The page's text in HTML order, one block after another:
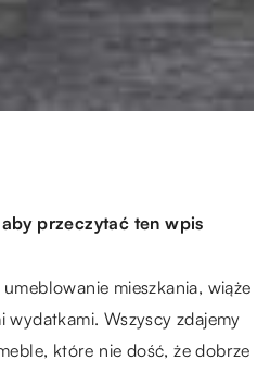
przeczytać ten wpis
mieszkania, wiąże
Wszyscy zdajemy
które nie dość, że dobrze